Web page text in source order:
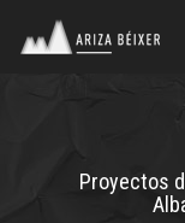
Proyectos